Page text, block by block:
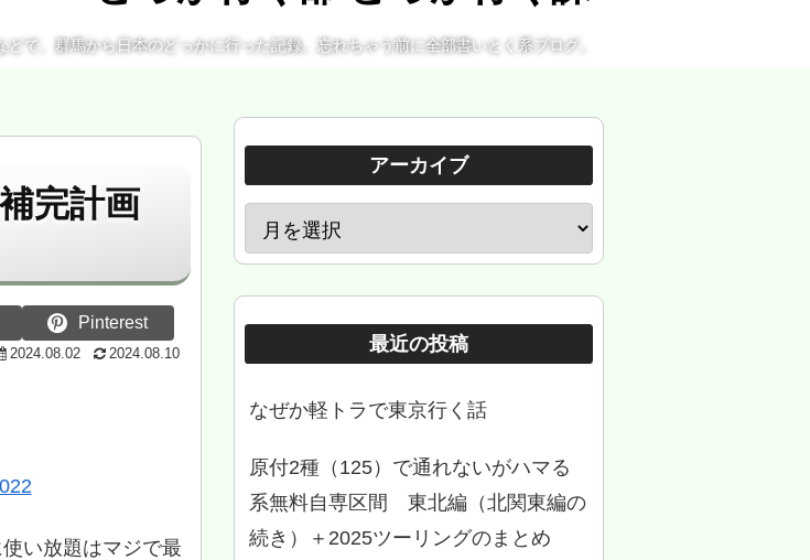
で、群馬から日本のどっかに行った記録。忘れちゃう前に全部書いとく系ブログ。
完計画
Pinterest
2024.08.02 2024.08.10
い放題はマジで最
アーカイブ
最近の投稿
なぜか軽トラで東京行く話
原付2種（125）で通れないがハマる
系無料自専区間 東北編（北関東編の
続き）＋2025ツーリングのまとめ